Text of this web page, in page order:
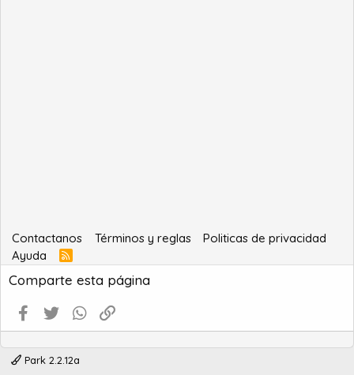
Contactanos Términos y reglas
Politicas de privacidad
Ayuda
R
S
S
Comparte esta página
Facebook
Twitter WhatsApp
Park 2.2.12a